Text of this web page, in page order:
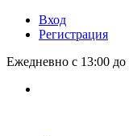
Вход
Регистрация
Ежедневно с 13:00 до